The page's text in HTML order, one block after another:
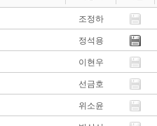
조정하
정석용
이현우
선금호
위소윤